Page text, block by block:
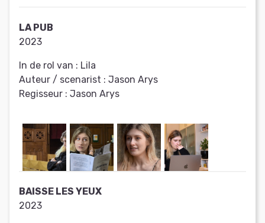
LA PUB
2023
In de rol van : Lila
Auteur / scenarist : Jason Arys
Regisseur : Jason Arys
BAISSE LES YEUX
2023